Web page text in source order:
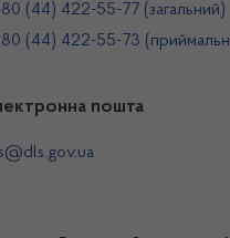
(44) 422-55-77 (загальний)
(44) 422-55-73
пошта